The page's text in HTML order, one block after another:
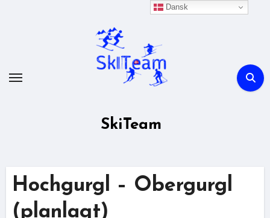
SkiTeam
Hochgurgl – Obergurgl
(planlagt)
Dansk